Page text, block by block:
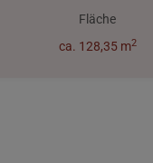
Fläche
ca. 128,35 m2